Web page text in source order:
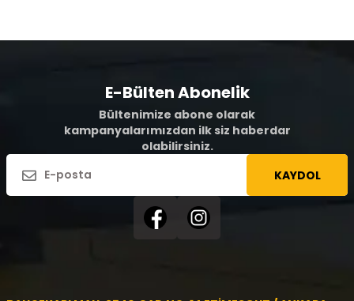
E-Bülten Abonelik
Bültenimize abone olarak
kampanyalarımızdan ilk siz haberdar
olabilirsiniz.
KAYDOL